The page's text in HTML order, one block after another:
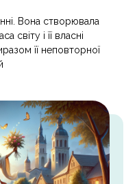
Вона створювала
світу і її власні
її неповторної